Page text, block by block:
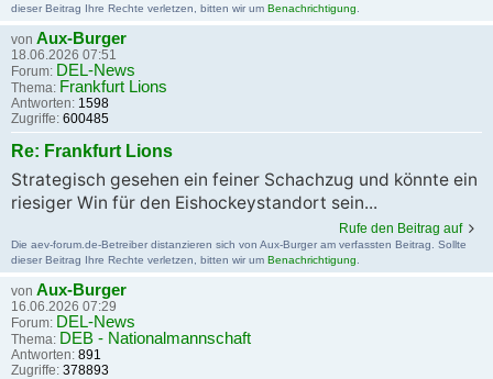
dieser Beitrag Ihre Rechte verletzen, bitten wir um Benachrichtigung
von Aux-Burger
18.06.2026 07:51
Forum: DEL-News
Thema: Frankfurt Lions
Antworten: 1598
Zugriffe: 600485
Re: Frankfurt Lions
Strategisch gesehen ein feiner Schachzug und könnte ein
riesiger Win für den Eishockeystandort sein...
Rufe den Beitrag auf
Die aev-forum.de-Betreiber distanzieren sich von Aux-Burger am verfassten Beitrag. Sollte
dieser Beitrag Ihre Rechte verletzen, bitten wir um Benachrichtigung
von Aux-Burger
16.06.2026 07:29
Forum: DEL-News
Thema: DEB - Nationalmannschaft
Antworten: 891
Zugriffe: 378893